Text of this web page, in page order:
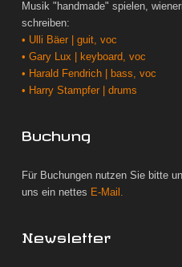
Musik "handmade" spielen,
schreiben:
• Ulli Bäer | guit, voc
• Gary Lux | keyboard, voc
• Harald Fendrich | bass, voc
• Harry Stampfer | drums
Buchung
Für Buchungen nutzen Sie bitte
uns ein nettes E-Mail.
Newsletter